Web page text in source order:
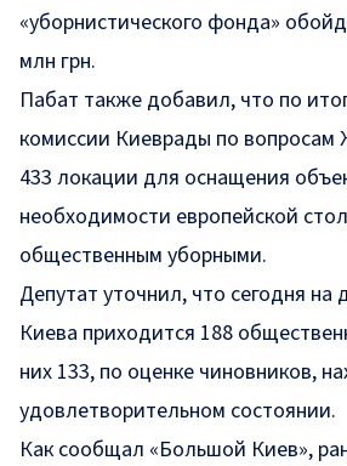
«уборнистического фонда»
млн грн.
Пабат также добавил, что по
комиссии Киеврады по
433 локации для оснащения
необходимости европейской
общественным уборными.
Депутат уточнил, что сегодня на
Киева приходится 188
них 133, по оценке чиновников,
удовлетворительном состоянии.
Как сообщал «Большой Киев»,